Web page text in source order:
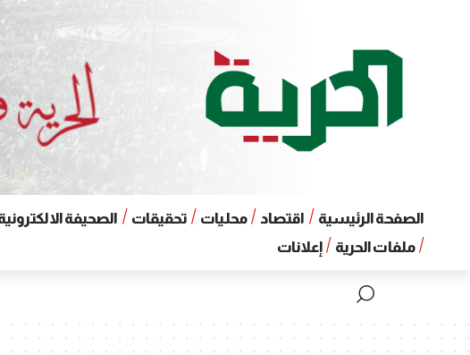
الصفحة الرئيسية اقتصاد محليات تحقيقات الصحيفة
ملفات الحرية
إعلانات